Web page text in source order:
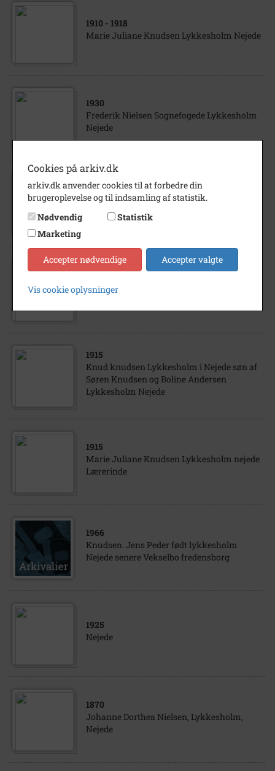
1910 - 1918
Marie Juliane Knudsen Lykkesholm Nejede
1930
Frederik Nielsen Sognefogede Lykkesholm
Nejede
1937
1855
Kirsten Marie Pedersdatter Lykkesholm
1915
Knud knudsen Lykkesholm i Nejede søn af
Søren Knudsen og Boline Andersen
Lykkesholm Nejede
1915
Marie Juliane Knudsen Lykkesholm nejede
Lærerinde
1966
Knudsen. Jens Peder født lykkesholm
Nejede senere Vekselbo fredensborg
1925
Nejede
1870
Johanne Dorthea Nielsen, Lykkesholm,
Nejede
Cookies på arkiv.dk
arkiv.dk anvender cookies til at forbedre din
brugeroplevelse og til indsamling af statistik.
Nødvendig
Statistik
Marketing
Accepter nødvendige Accepter valgte
Vis cookie oplysninger